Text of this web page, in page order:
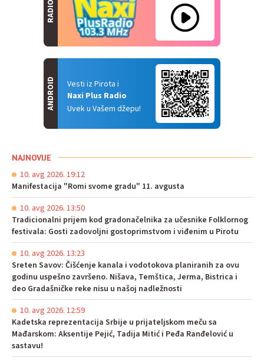
RADIO
Vesti iz Pirota i
Naxi Plus Radio
Uvek u Vašem džepu!
ANDROID
NAJNOVIJE
10. avg 2026. 19:12
Manifestacija "Romi svome gradu" 11. avgusta
10. avg 2026. 13:50
Tradicionalni prijem kod gradonačelnika za učesnike Folklornog
festivala: Gosti zadovoljni gostoprimstvom i viđenim u Pirotu
10. avg 2026. 13:23
Sreten Savov: Čišćenje kanala i vodotokova planiranih za ovu
godinu uspešno završeno. Nišava, Temštica, Jerma, Bistrica i
deo Gradašničke reke nisu u našoj nadležnosti
10. avg 2026. 12:59
Kadetska reprezentacija Srbije u prijateljskom meču sa
Mađarskom: Aksentije Pejić, Tadija Mitić i Peđa Ranđelović u
sastavu!